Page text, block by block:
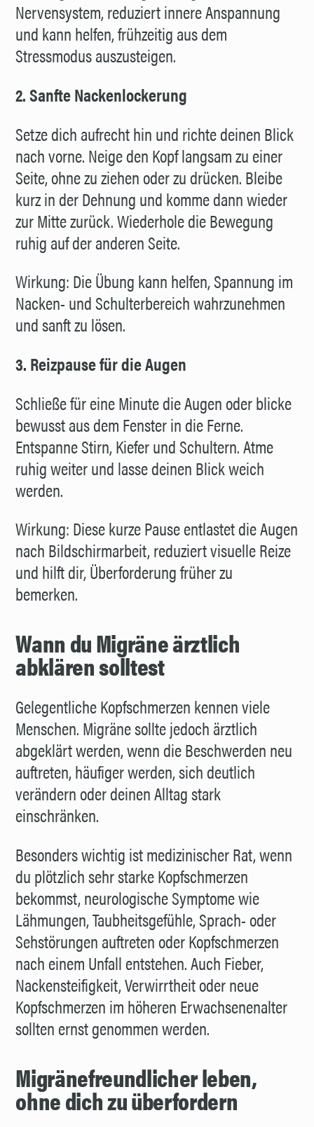
Nervensystem, reduziert innere Anspannung
und kann helfen, frühzeitig aus dem
Stressmodus auszusteigen.
2. Sanfte Nackenlockerung
Setze dich aufrecht hin und richte deinen Blick
nach vorne. Neige den Kopf langsam zu einer
Seite, ohne zu ziehen oder zu drücken. Bleibe
kurz in der Dehnung und komme dann wieder
zur Mitte zurück. Wiederhole die Bewegung
ruhig auf der anderen Seite.
Wirkung: Die Übung kann helfen, Spannung im
Nacken- und Schulterbereich wahrzunehmen
und sanft zu lösen.
3. Reizpause für die Augen
Schließe für eine Minute die Augen oder blicke
bewusst aus dem Fenster in die Ferne.
Entspanne Stirn, Kiefer und Schultern. Atme
ruhig weiter und lasse deinen Blick weich
werden.
Wirkung: Diese kurze Pause entlastet die Augen
nach Bildschirmarbeit, reduziert visuelle Reize
und hilft dir, Überforderung früher zu
bemerken.
Wann du Migräne ärztlich
abklären solltest
Gelegentliche Kopfschmerzen kennen viele
Menschen. Migräne sollte jedoch ärztlich
abgeklärt werden, wenn die Beschwerden neu
auftreten, häufiger werden, sich deutlich
verändern oder deinen Alltag stark
einschränken.
Besonders wichtig ist medizinischer Rat, wenn
du plötzlich sehr starke Kopfschmerzen
bekommst, neurologische Symptome wie
Lähmungen, Taubheitsgefühle, Sprach- oder
Sehstörungen auftreten oder Kopfschmerzen
nach einem Unfall entstehen. Auch Fieber,
Nackensteifigkeit, Verwirrtheit oder neue
Kopfschmerzen im höheren Erwachsenenalter
sollten ernst genommen werden.
Migränefreundlicher leben,
ohne dich zu überfordern